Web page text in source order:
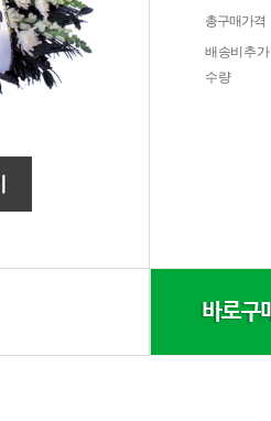
총구매가격
배송비추가
수량